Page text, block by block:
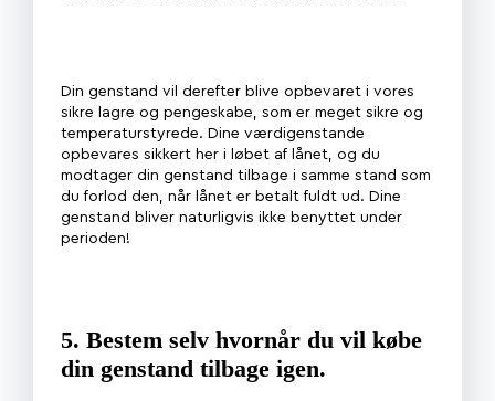
Din genstand vil derefter blive opbevaret i vores
sikre lagre og pengeskabe, som er meget sikre og
temperaturstyrede. Dine værdigenstande
opbevares sikkert her i løbet af lånet, og du
modtager din genstand tilbage i samme stand som
du forlod den, når lånet er betalt fuldt ud. Dine
genstand bliver naturligvis ikke benyttet under
perioden!
5. Bestem selv hvornår du vil købe
din genstand tilbage igen.